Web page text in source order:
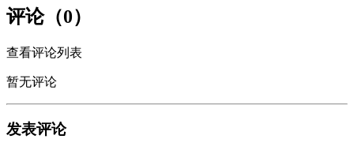
评论（0）
查看评论列表
暂无评论
发表评论